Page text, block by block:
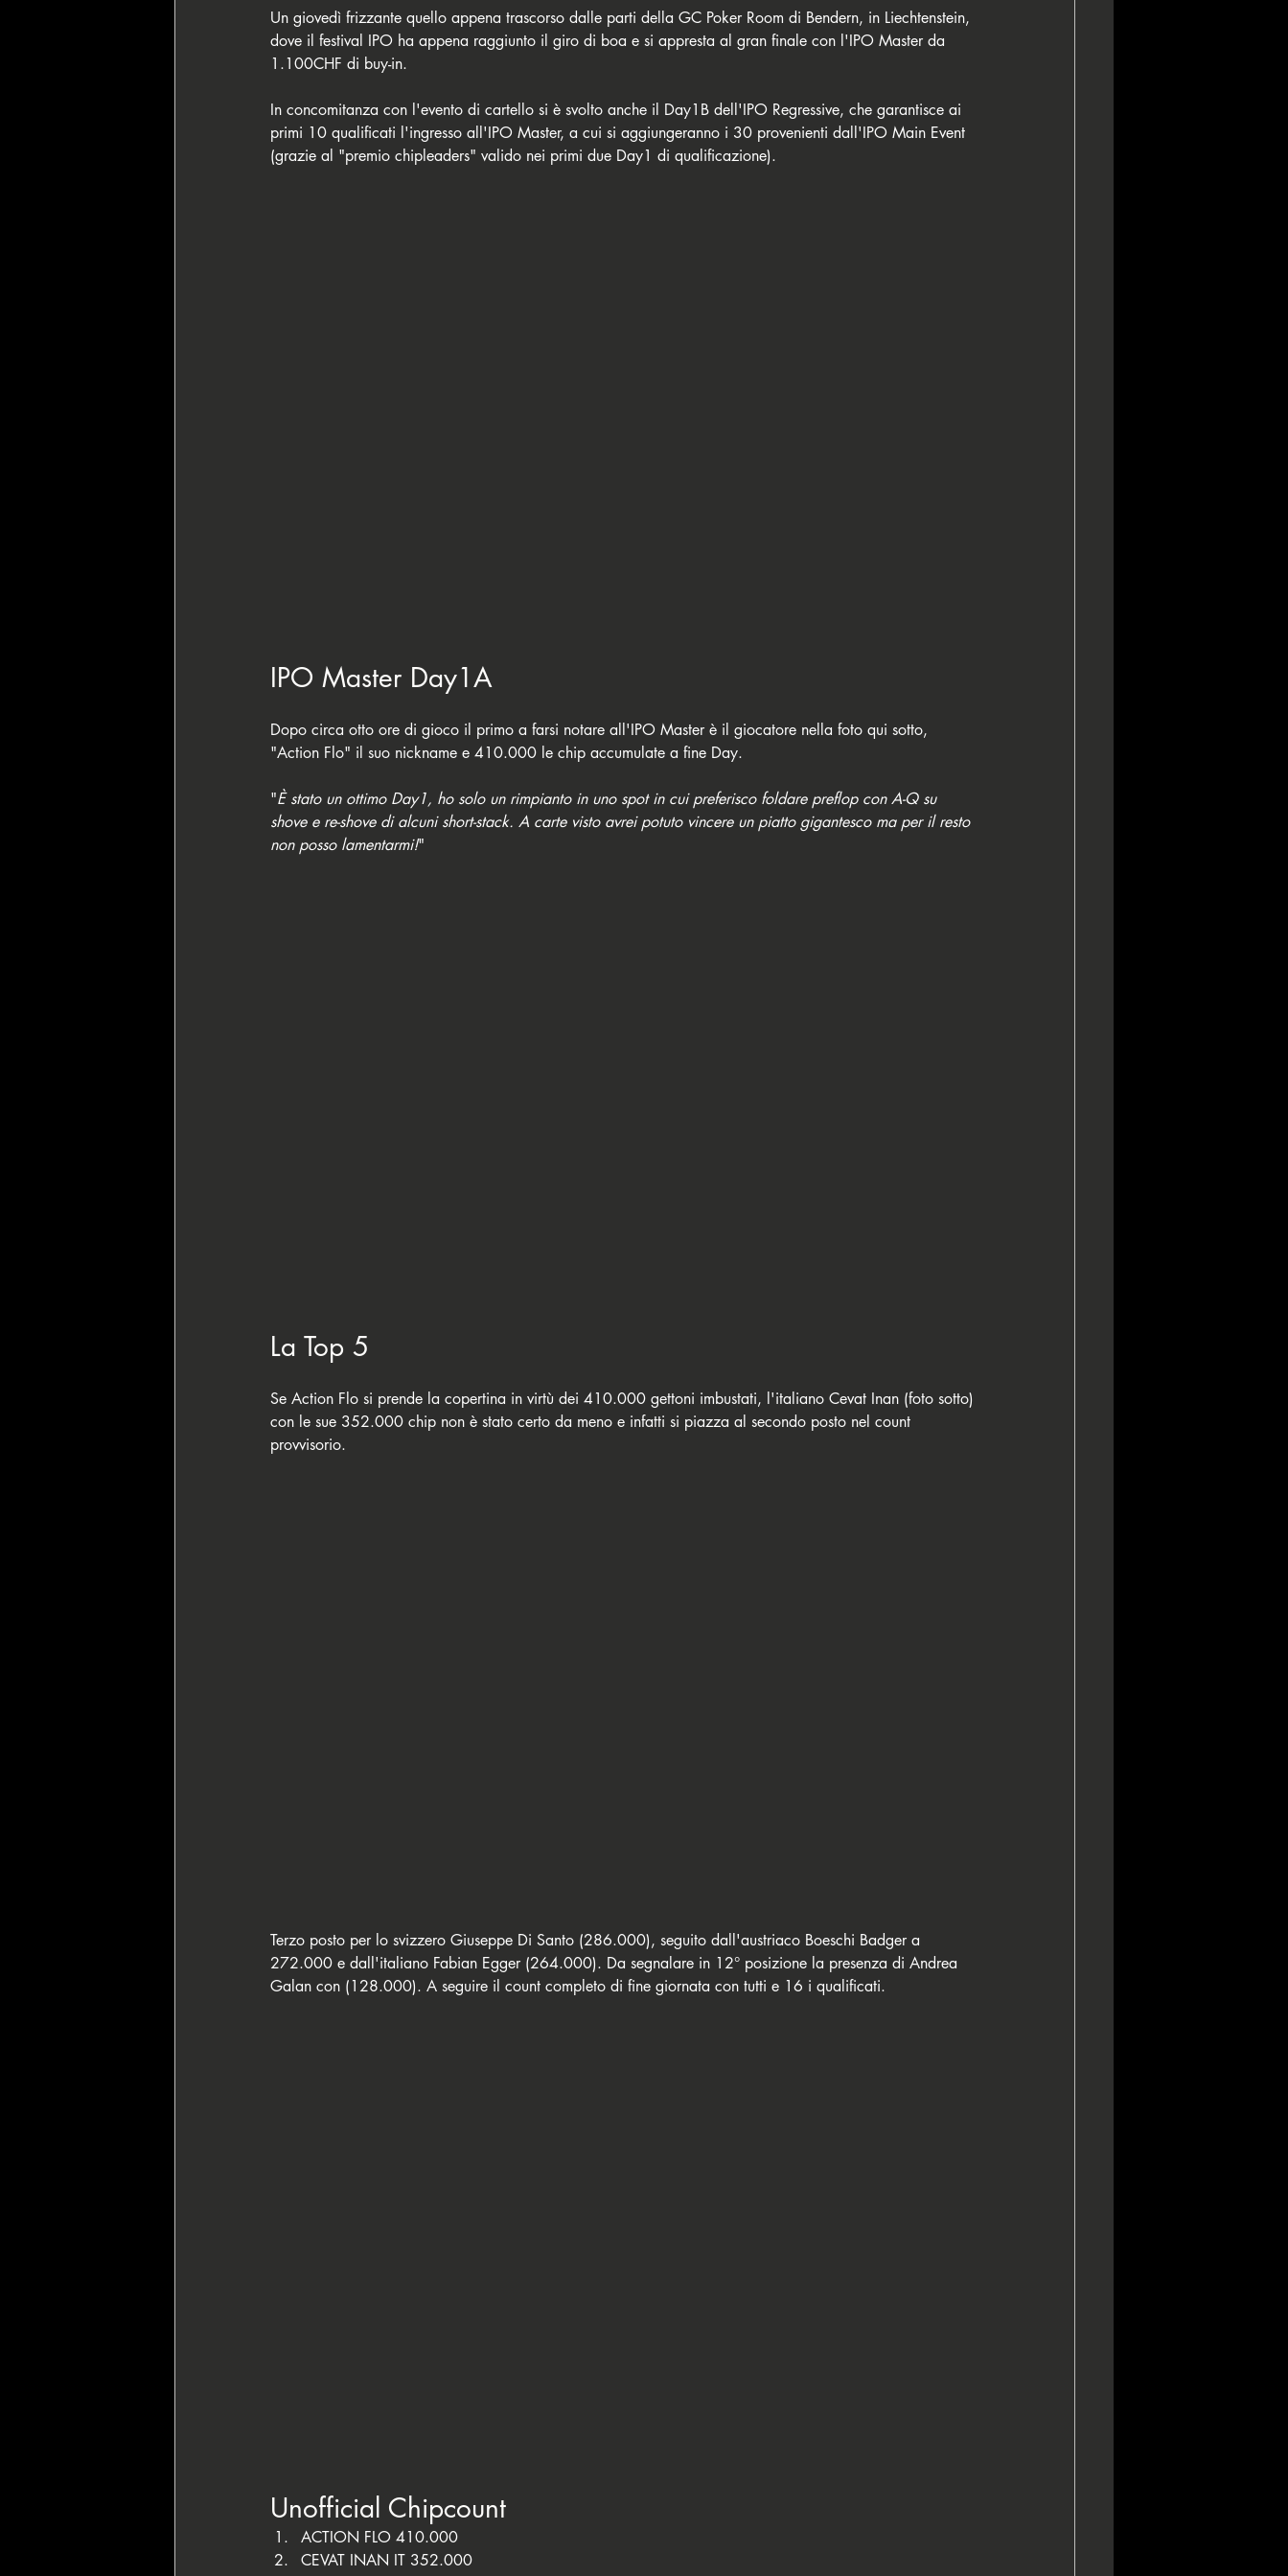
Un giovedì frizzante quello appena trascorso dalle parti della GC Poker Room di Bendern, in Liechtenstein,
dove il festival IPO ha appena raggiunto il giro di boa e si appresta al gran finale con l'IPO Master da
1.100CHF di buy-in.
In concomitanza con l'evento di cartello si è svolto anche il Day1B dell'IPO Regressive, che garantisce ai
primi 10 qualificati l'ingresso all'IPO Master, a cui si aggiungeranno i 30 provenienti dall'IPO Main Event
(grazie al "premio chipleaders" valido nei primi due Day1 di qualificazione).
IPO Master Day1A
Dopo circa otto ore di gioco il primo a farsi notare all'IPO Master è il giocatore nella foto qui sotto,
"Action Flo" il suo nickname e 410.000 le chip accumulate a fine Day.
"È stato un ottimo Day1, ho solo un rimpianto in uno spot in cui preferisco foldare preflop con A-Q su
shove e re-shove di alcuni short-stack. A carte visto avrei potuto vincere un piatto gigantesco ma per il resto
non posso lamentarmi!"
La Top 5
Se Action Flo si prende la copertina in virtù dei 410.000 gettoni imbustati, l'italiano Cevat Inan (foto sotto)
con le sue 352.000 chip non è stato certo da meno e infatti si piazza al secondo posto nel count
provvisorio.
Terzo posto per lo svizzero Giuseppe Di Santo (286.000), seguito dall'austriaco Boeschi Badger a
272.000 e dall'italiano Fabian Egger (264.000). Da segnalare in 12° posizione la presenza di Andrea
Galan con (128.000). A seguire il count completo di fine giornata con tutti e 16 i qualificati.
Unofficial Chipcount
ACTION FLO 410.000
CEVAT INAN IT 352.000